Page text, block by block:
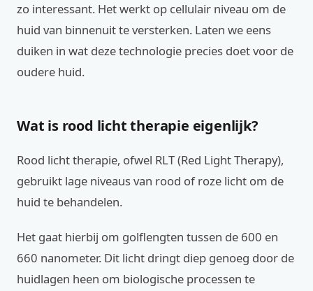
zo interessant. Het werkt op cellulair niveau om de
huid van binnenuit te versterken. Laten we eens
duiken in wat deze technologie precies doet voor de
oudere huid.
Wat is rood licht therapie eigenlijk?
Rood licht therapie, ofwel RLT (Red Light Therapy),
gebruikt lage niveaus van rood of roze licht om de
huid te behandelen.
Het gaat hierbij om golflengten tussen de 600 en
660 nanometer. Dit licht dringt diep genoeg door de
huidlagen heen om biologische processen te